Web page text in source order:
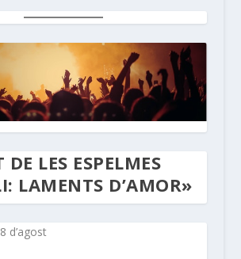
DE LES ESPELMES
LAMENTS D’AMOR»
d’agost